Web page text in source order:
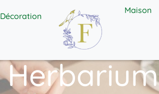
Décoration
Maison
Herbarium